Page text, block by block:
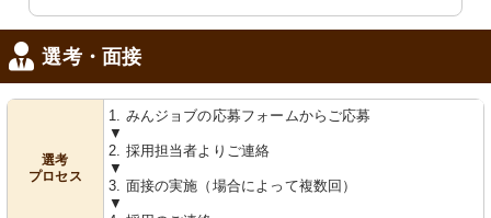
選考・面接
選考
プロセス
1. みんジョブの応募フォームからご応募
▼
2. 採用担当者よりご連絡
▼
3. 面接の実施（場合によって複数回）
▼